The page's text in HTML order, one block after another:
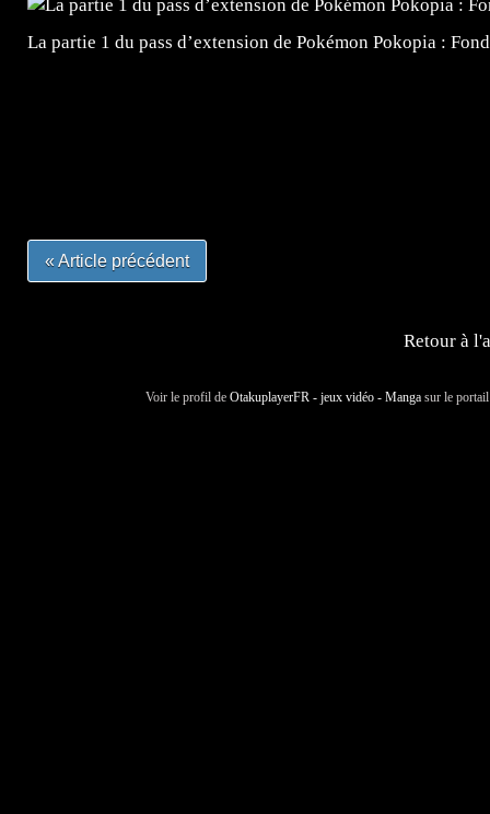
La partie 1 du pass d’extension de Pokémon Pokopia :
« Article précédent
Retour à
Voir le profil de OtakuplayerFR - jeux vidéo - Manga sur le